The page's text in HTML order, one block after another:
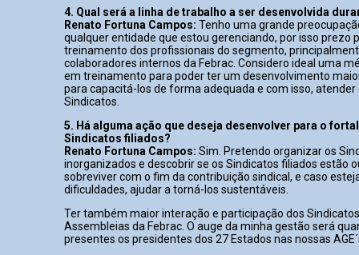
4. Qual será a linha de trabalho a ser desenvolvida
Renato Fortuna Campos: Tenho uma grande
qualquer entidade que estou gerenciando, por isso prezo
treinamento dos profissionais do segmento,
colaboradores internos da Febrac. Considero ideal uma
em treinamento para poder ter um desenvolvimento
para capacitá-los de forma adequada e com isso, atender
Sindicatos.
5. Há alguma ação que deseja desenvolver para o
Sindicatos filiados?
Renato Fortuna Campos: Sim. Pretendo organizar os
inorganizados e descobrir se os Sindicatos filiados estão
sobreviver com o fim da contribuição sindical, e caso
dificuldades, ajudar a torná-los sustentáveis.
Ter também maior interação e participação dos
Assembleias da Febrac. O auge da minha gestão será
presentes os presidentes dos 27 Estados nas nossas